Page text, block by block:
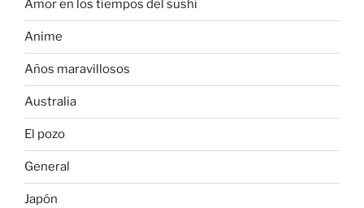
Amor en los tiempos del sushi
Anime
Años maravillosos
Australia
El pozo
General
Japón